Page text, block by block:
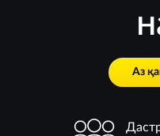
Аз